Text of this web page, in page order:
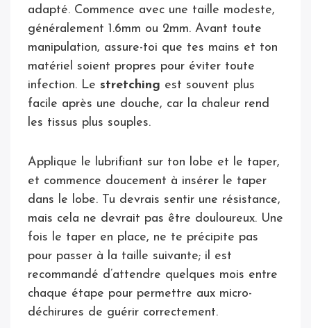
adapté. Commence avec une taille modeste,
généralement 1.6mm ou 2mm. Avant toute
manipulation, assure-toi que tes mains et ton
matériel soient propres pour éviter toute
infection. Le stretching est souvent plus
facile après une douche, car la chaleur rend
les tissus plus souples.
Applique le lubrifiant sur ton lobe et le taper,
et commence doucement à insérer le taper
dans le lobe. Tu devrais sentir une résistance,
mais cela ne devrait pas être douloureux. Une
fois le taper en place, ne te précipite pas
pour passer à la taille suivante; il est
recommandé d’attendre quelques mois entre
chaque étape pour permettre aux micro-
déchirures de guérir correctement.